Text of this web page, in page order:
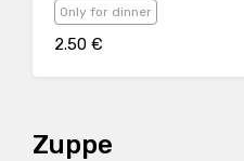
Only for dinner
2.50 €
Zuppe